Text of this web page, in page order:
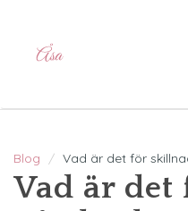
Blog Vad är det för
Vad är